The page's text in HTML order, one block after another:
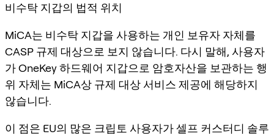
비수탁 지갑의 법적 위치
MiCA는 비수탁 지갑을 사용하는 개인 보유자 자체를
CASP 규제 대상으로 보지 않습니다. 다시 말해, 사용자
가 OneKey 하드웨어 지갑으로 암호자산을 보관하는 행
위 자체는 MiCA상 규제 대상 서비스 제공에 해당하지
않습니다.
이 점은 EU의 많은 크립토 사용자가 셀프 커스터디 솔루